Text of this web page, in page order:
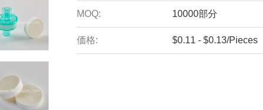
MOQ: 10000部分
価格: $0.11 - $0.13/Pieces